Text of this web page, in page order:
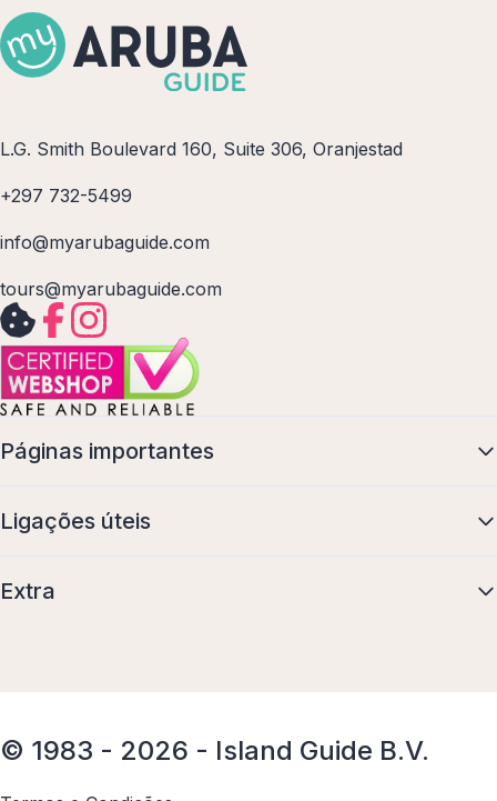
L.G. Smith Boulevard 160, Suite 306, Oranjestad
+297 732-5499
info@myarubaguide.com
tours@myarubaguide.com
Páginas importantes
Ligações úteis
Extra
© 1983 - 2026 - Island Guide B.V.